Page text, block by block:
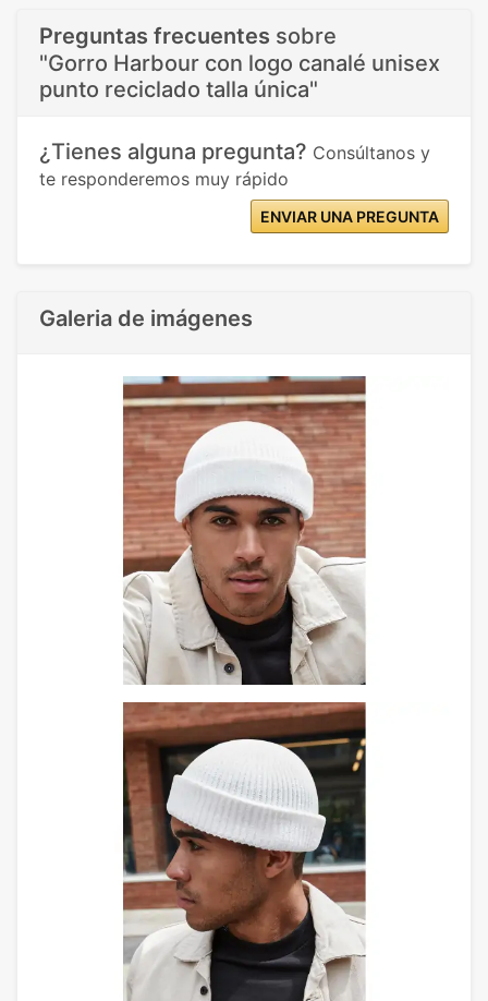
Preguntas frecuentes sobre
"Gorro Harbour con logo canalé unisex
punto reciclado talla única"
¿Tienes alguna pregunta? Consúltanos y
te responderemos muy rápido
ENVIAR UNA PREGUNTA
Galeria de imágenes